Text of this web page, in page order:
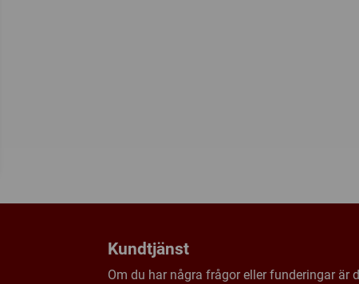
Kundtjänst
Om du har några frågor eller funderingar är